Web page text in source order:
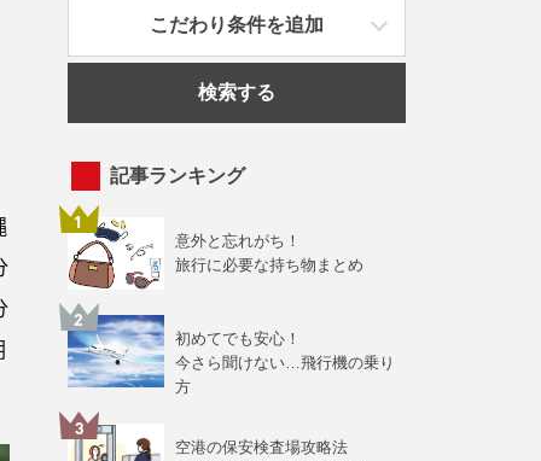
こだわり条件を追加
検索する
記事ランキング
意外と忘れがち！
旅行に必要な持ち物まとめ
初めてでも安心！
今さら聞けない…飛行機の乗り
方
空港の保安検査場攻略法